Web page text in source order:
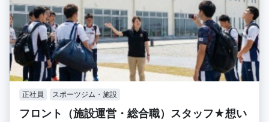
正社員 スポーツジム・施設
フロント（施設運営・総合職）スタッフ★想い